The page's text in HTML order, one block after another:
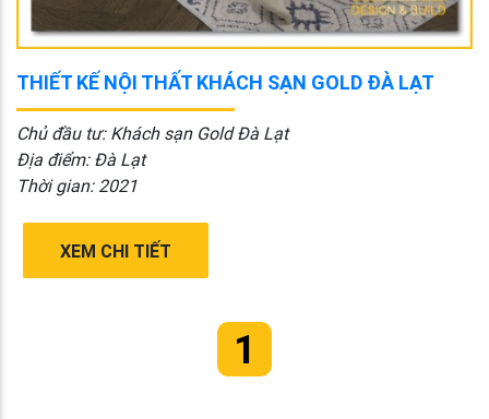
THIẾT KẾ NỘI THẤT KHÁCH SẠN GOLD ĐÀ LẠT
Chủ đầu tư: Khách sạn Gold Đà Lạt
Địa điểm: Đà Lạt
Thời gian: 2021
XEM CHI TIẾT
1